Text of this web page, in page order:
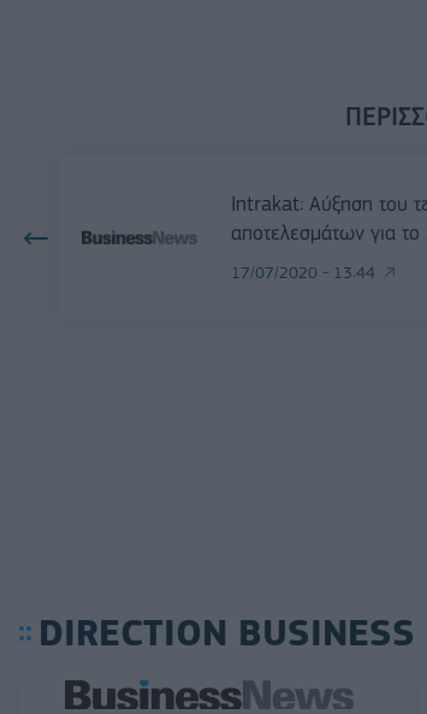
Intrakat: Αύξηση του
αποτελεσμάτων για
17/07/2020 - 13:44
DIRECTION BUSINESS